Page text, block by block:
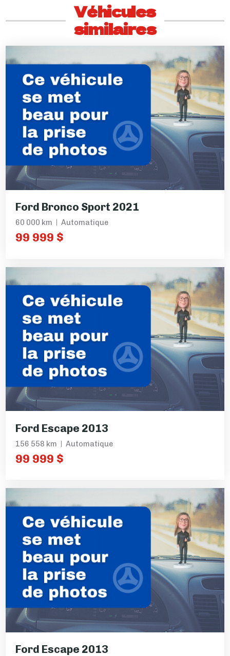
Véhicules
similaires
Ford Bronco Sport 2021
60 000 km Automatique
99 999 $
Ford Escape 2013
156 558 km Automatique
99 999 $
Ford Escape 2013